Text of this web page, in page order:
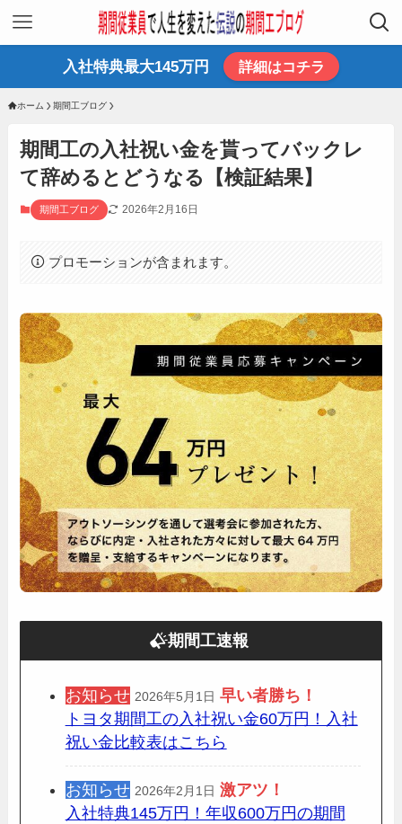
入社特典最大145万円 詳細はコチラ
ホーム 期間工ブログ
期間工の入社祝い金を貰ってバックレ
て辞めるとどうなる【検証結果】
期間工ブログ 2026年2月16日
プロモーションが含まれます。
期間工速報
お知らせ 2026年5月1日 早い者勝ち！
トヨタ期間工の入社祝い金60万円！入社
祝い金比較表はこちら
お知らせ 2026年2月1日 激アツ！
入社特典145万円！年収600万円の期間